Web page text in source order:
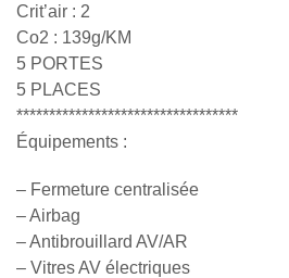
Crit’air : 2
Co2 : 139g/KM
5 PORTES
5 PLACES
**********************************
Équipements :
– Fermeture centralisée
– Airbag
– Antibrouillard AV/AR
– Vitres AV électriques